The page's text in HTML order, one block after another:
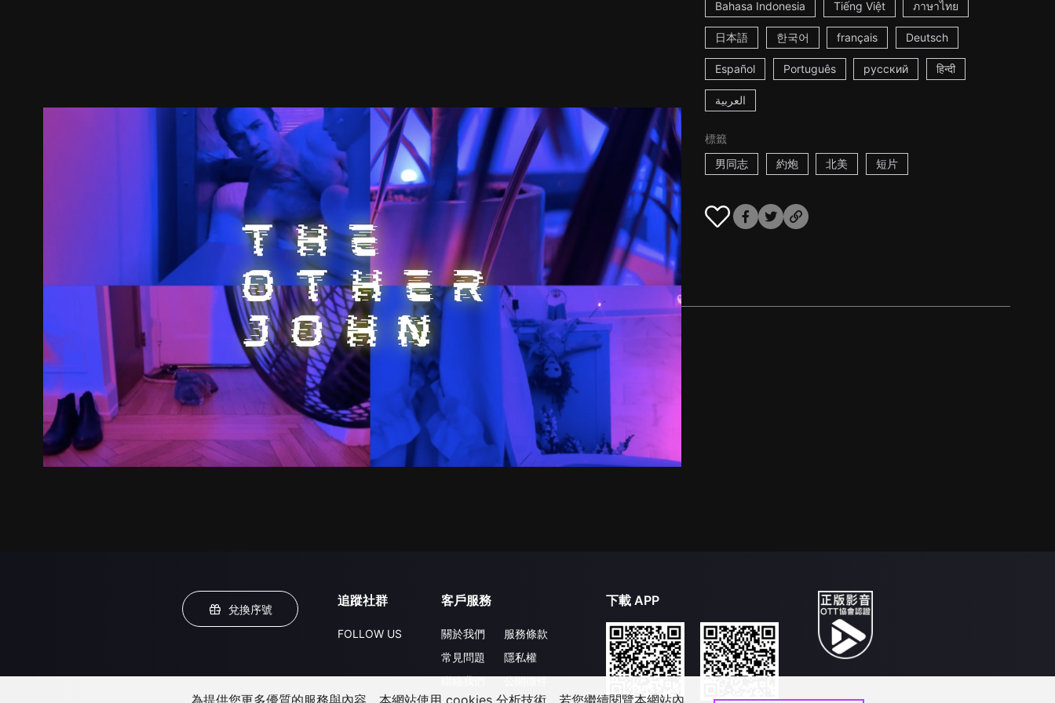
Bahasa Indonesia Tiếng Việt ภาษาไทย
日本語 한국어 français Deutsch
Español Português русский हिन्दी
العربية
標籤
男同志
約炮 北美 短片
預告 劇照 推薦影片 劇情介紹
兌換序號
追蹤社群
FOLLOW US
客戶服務
關於我們
常見問題
聯絡我們
服務條款
隱私權
公開徵件
下載 APP
為提供您更多優質的服務與內容，本網站使用 cookies 分析技術。若您繼續閱覽本網站內